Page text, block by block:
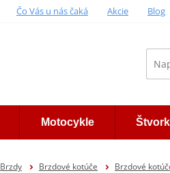
Čo Vás u nás čaká Akcie Blog
Motocykle
Brzdy Brzdové kotúče Brzdové